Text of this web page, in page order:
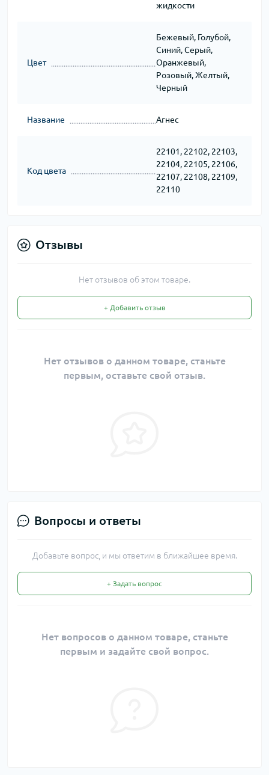
жидкости
Цвет
Бежевый, Голубой,
Синий, Серый,
Оранжевый,
Розовый, Желтый,
Черный
Название Агнес
Код цвета
22101, 22102, 22103,
22104, 22105, 22106,
22107, 22108, 22109,
22110
Отзывы
Нет отзывов об этом товаре.
+ Добавить отзыв
Нет отзывов о данном товаре, станьте
первым, оставьте свой отзыв.
Вопросы и ответы
Добавьте вопрос, и мы ответим в ближайшее время.
+ Задать вопрос
Нет вопросов о данном товаре, станьте
первым и задайте свой вопрос.